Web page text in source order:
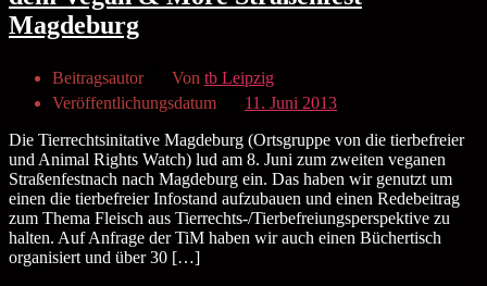
Magdeburg
Beitragsautor Von tb Leipzig
Veröffentlichungsdatum
11. Juni 2013
Die Tierrechtsinitative Magdeburg (Ortsgruppe von die tierbefreier
und Animal Rights Watch) lud am 8. Juni zum zweiten veganen
Straßenfestnach nach Magdeburg ein. Das haben wir genutzt um
einen die tierbefreier Infostand aufzubauen und einen Redebeitrag
zum Thema Fleisch aus Tierrechts-/Tierbefreiungsperspektive zu
halten. Auf Anfrage der TiM haben wir auch einen Büchertisch
organisiert und über 30 […]